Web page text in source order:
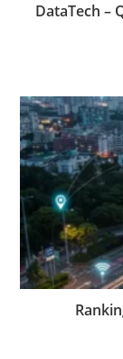
DataTech –